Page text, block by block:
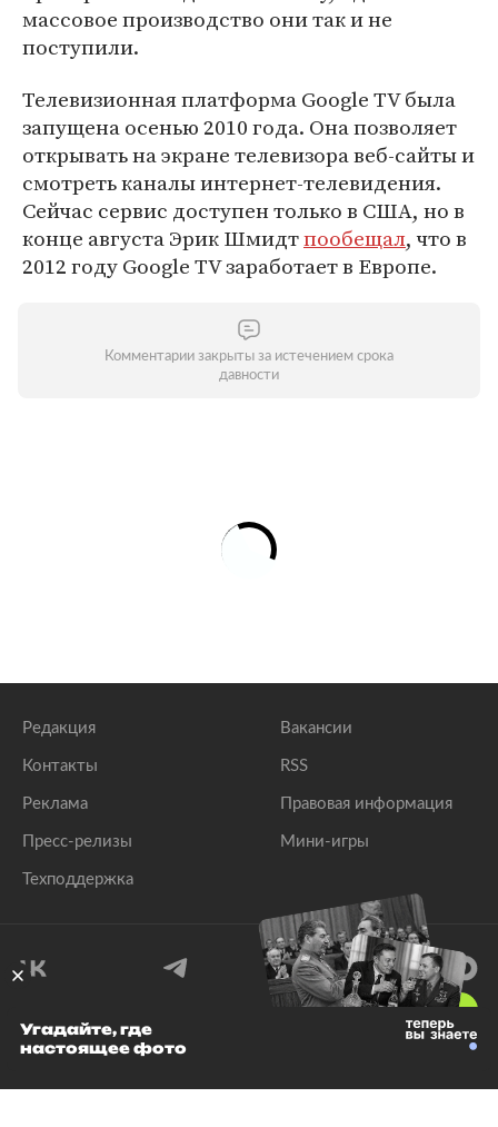
массовое производство они так и не
поступили.
Телевизионная платформа Google TV была
запущена осенью 2010 года. Она позволяет
открывать на экране телевизора веб-сайты и
смотреть каналы интернет-телевидения.
Сейчас сервис доступен только в США, но в
конце августа Эрик Шмидтпообещал, что в
2012 году Google TV заработает в Европе.
Комментарии закрыты за истечением срока
давности
Редакция
Контакты
Реклама
Пресс-релизы
Техподдержка
Вакансии
RSS
Правовая информация
Мини-игры
© 1999–2026 Все права защищены.
Угадайте, где
настоящее фото